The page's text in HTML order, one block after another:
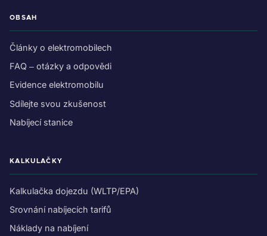
OBSAH
Články o elektromobilech
FAQ – otázky a odpovědi
Evidence elektromobilu
Sdílejte svou zkušenost
Nabíjecí stanice
KALKULAČKY
Kalkulačka dojezdu (WLTP/EPA)
Srovnání nabíjecích tarifů
Náklady na nabíjení